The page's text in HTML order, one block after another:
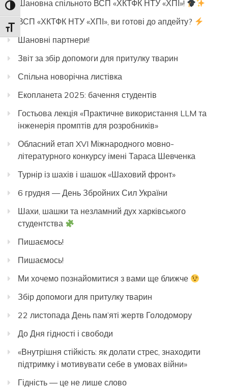
Toggle High Contrast
Toggle Font size
Шановна спільното ВСП «ХКТФК НТУ «ХПІ»!
ВСП «ХКТФК НТУ «ХПІ», ви готові до апдейту?
Шановні партнери!
Звіт за збір допомоги для притулку тварин
Спільна новорічна листівка
Екопланета 2025: бачення студентів
Гостьова лекція «Практичне використання LLM та
інженерія промптів для розробників»
Обласний етап XVI Міжнародного мовно-
літературного конкурсу імені Тараса Шевченка
Турнір із шахів і шашок «Шаховий фронт»
6 грудня — День Збройних Сил України
Шахи, шашки та незламний дух харківського
студентства
Пишаємось!
Пишаємось!
Ми хочемо познайомитися з вами ще ближче
Збір допомоги для притулку тварин
22 листопада День пам’яті жертв Голодомору
До Дня гідності і свободи
«Внутрішня стійкість: як долати стрес, знаходити
підтримку і мотивувати себе в умовах війни»
Гідність — це не лише слово